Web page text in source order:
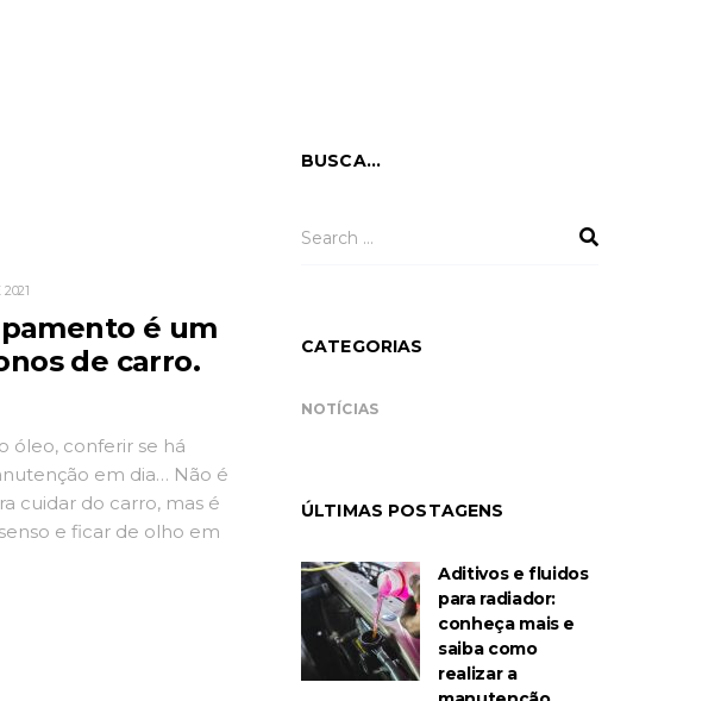
é um
de carro.
óleo, conferir se há
em dia… Não é
cuidar do carro, mas é
e ficar de olho em
BUSCA…
CATEGORIAS
NOTÍCIAS
ÚLTIMAS POSTAGENS
Aditivos e fluidos
para radiador:
conheça mais e
saiba como
realizar a